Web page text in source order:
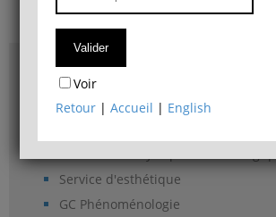
Accès & plans
Bibliothèque du Département de
Service d'esthétique
GC Phénoménologie
Voir
Retour |Accueil | English